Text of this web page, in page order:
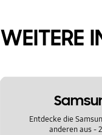
WEITERE
Entdecke die
anderen aus -